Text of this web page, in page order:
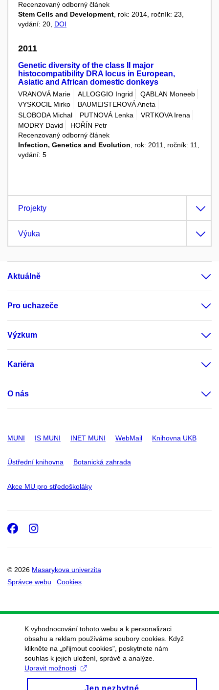
Recenzovaný odborný článek
Stem Cells and Development, rok: 2014, ročník: 23,
vydání: 20, DOI
2011
Genetic diversity of the class II major
histocompatibility DRA locus in European,
Asiatic and African domestic donkeys
VRANOVÁ Marie ALLOGGIO Ingrid
QABLAN Moneeb
VYSKOCIL Mirko
BAUMEISTEROVÁ Aneta
SLOBODA Michal
PUTNOVÁ Lenka
VRTKOVA Irena
MODRY David
HOŘÍN Petr
Recenzovaný odborný článek
Infection, Genetics and Evolution , rok: 2011, ročník: 11,
vydání: 5
Projekty
Výuka
Aktuálně
Pro uchazeče
Výzkum
Kariéra
O nás
MUNI IS MUNI INET MUNI WebMail Knihovna UKB
Ústřední knihovna Botanická zahrada
Akce MU pro středoškoláky
© 2026 Masarykova univerzita
Správce webu
Cookies
Facebook
Instagram
K vyhodnocování tohoto webu a k personalizaci
obsahu a reklam používáme soubory cookies. Když
klikněte na „přijmout cookies", poskytnete nám
souhlas k jejich uložení, správě a analýze.
Upravit možnosti
Jen nezbytné